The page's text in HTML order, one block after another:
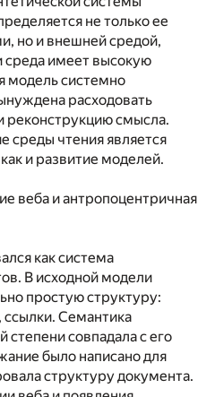
не только ее
но и внешней средой,
среда имеет высокую
модель системно
расходовать
реконструкцию смысла.
среды чтения является
и развитие моделей.
веба и антропоцентричная
как система
В исходной модели
простую структуру:
ссылки. Семантика
совпадала с его
было написано для
структуру документа.